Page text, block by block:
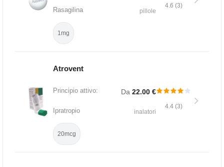
Rasagilina
1mg
pillole
4.6 (3)
Atrovent
Principio attivo:
Ipratropio
20mcg
Da 22.00 €
inalatori
4.4 (3)